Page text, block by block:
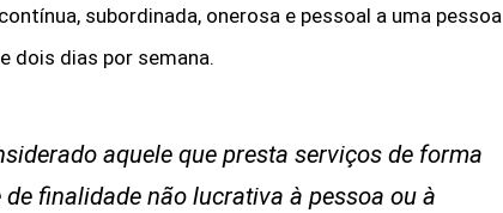
subordinada, onerosa e pessoal a uma pessoa
dois dias por semana.
aquele que presta serviços de forma
finalidade não lucrativa à pessoa ou à